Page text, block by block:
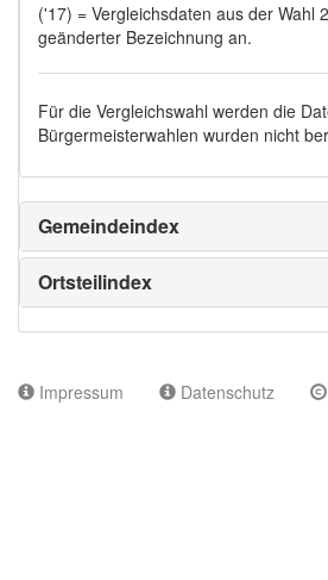
('17) = Vergleichsdaten aus der
geänderter Bezeichnung an.
Für die Vergleichswahl werden die
Bürgermeisterwahlen wurden nicht
Gemeindeindex
Ortsteilindex
Impressum Datenschutz